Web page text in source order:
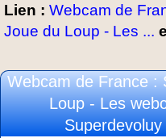
Lien : Webcam de
Joue du Loup - Les ...
Webcam de France :
Loup - Les